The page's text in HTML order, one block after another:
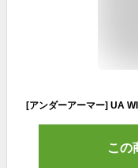
[アンダーアーマー] UA
この